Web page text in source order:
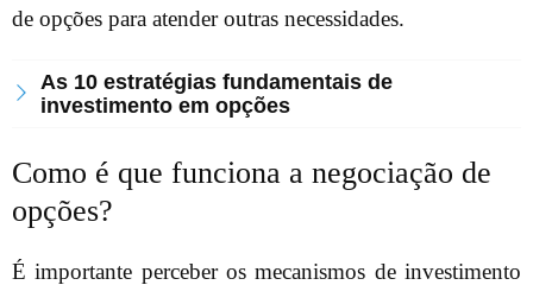
de opções para atender outras necessidades.
As 10 estratégias fundamentais de
investimento em opções
Como é que funciona a negociação de
opções?
É importante perceber os mecanismos de investimento